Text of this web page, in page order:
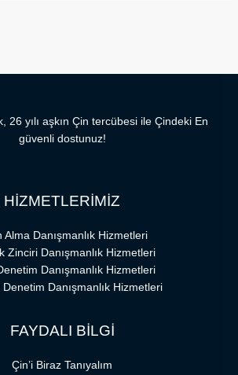
26 yılı aşkın Çin tercübesi ile Çindeki En
güvenli dostunuz!
HİZMETLERİMİZ
Alma Danışmanlık Hizmetleri
Zinciri Danışmanlık Hizmetleri
Danışmanlık Hizmetleri
Danışmanlık Hizmetleri
FAYDALI BİLGİ
Çin’i Biraz Tanıyalım